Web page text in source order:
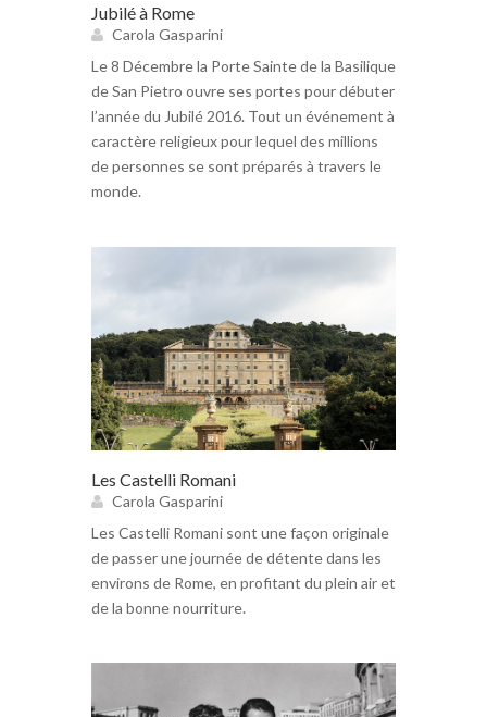
Jubilé à Rome
Carola Gasparini
Le 8 Décembre la Porte Sainte de la Basilique
de San Pietro ouvre ses portes pour débuter
l’année du Jubilé 2016. Tout un événement à
caractère religieux pour lequel des millions
de personnes se sont préparés à travers le
monde.
Les Castelli Romani
Carola Gasparini
Les Castelli Romani sont une façon originale
de passer une journée de détente dans les
environs de Rome, en profitant du plein air et
de la bonne nourriture.